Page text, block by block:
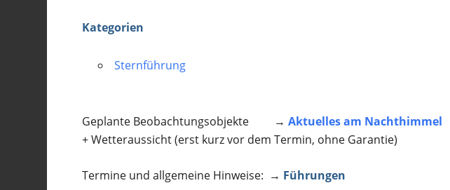
Kategorien
Sternführung
Geplante Beobachtungsobjekte →Aktuelles am Nachthimmel
+ Wetteraussicht (erst kurz vor dem Termin, ohne Garantie)
Termine und allgemeine Hinweise: → Führungen